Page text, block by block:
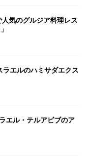
気のグルジア料理レス
エルのハミサダエクス
エル・テルアビブのア